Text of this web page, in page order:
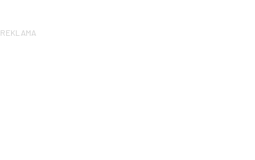
REKLAMA